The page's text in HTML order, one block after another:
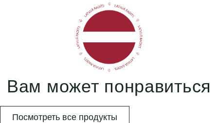
Вам может понравиться
Посмотреть все продукты